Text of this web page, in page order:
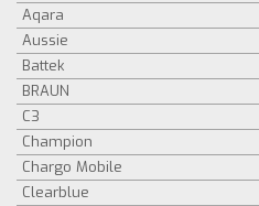
Aqara
Aussie
Battek
BRAUN
C3
Champion
Chargo Mobile
Clearblue